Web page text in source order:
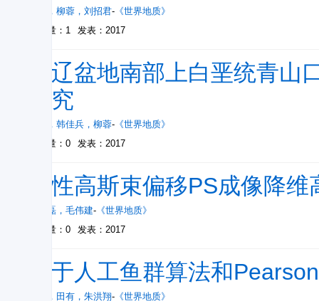
， 柳蓉 ， 刘招君- 《世界地质》
被引量：1
发表：2017
松辽盆地南部上白垩统青
研究
， 韩佳兵 ， 柳蓉- 《世界地质》
被引量：0
发表：2017
弹性高斯束偏移PS成像降
栗学磊 ， 毛伟建- 《世界地质》
被引量：0
发表：2017
基于人工鱼群算法和
， 田有 ， 朱洪翔- 《世界地质》